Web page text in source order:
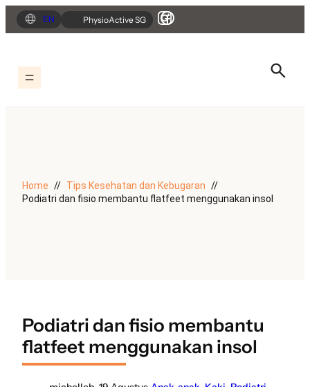
Lewati
konten
EN PhysioActive SG
Home
Tips Kesehatan dan Kebugaran
Podiatri dan fisio membantu flatfeet menggunakan insol
Podiatri dan fisio membantu
flatfeet menggunakan insol